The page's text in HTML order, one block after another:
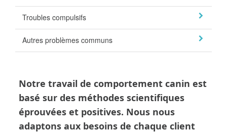
Troubles compulsifs
Autres problèmes communs
Notre travail de comportement canin est
basé sur des méthodes scientifiques
éprouvées et positives. Nous nous
adaptons aux besoins de chaque client